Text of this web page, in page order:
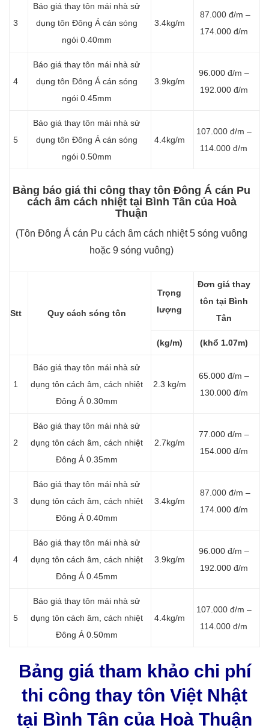
3
Báo giá thay tôn mái nhà sử
dụng tôn Đông Á cán sóng
ngói 0.40mm
3.4kg/m
87.000 đ/m –
174.000 đ/m
4
Báo giá thay tôn mái nhà sử
dụng tôn Đông Á cán sóng
ngói 0.45mm
3.9kg/m
96.000 đ/m –
192.000 đ/m
5
Báo giá thay tôn mái nhà sử
dụng tôn Đông Á cán sóng
ngói 0.50mm
4.4kg/m
107.000 đ/m –
114.000 đ/m
Bảng báo giá thi công thay tôn Đông Á cán Pu
cách âm cách nhiệt tại Bình Tân của Hoà
Thuận
(Tôn Đông Á cán Pu cách âm cách nhiệt 5 sóng vuông
hoặc 9 sóng vuông)
Stt Quy cách sóng tôn
Trọng
lượng
Đơn giá thay
tôn tại Bình
Tân
(kg/m) (khổ 1.07m)
1
Báo giá thay tôn mái nhà sử
dụng tôn cách âm, cách nhiệt
Đông Á 0.30mm
2.3 kg/m
65.000 đ/m –
130.000 đ/m
2
Báo giá thay tôn mái nhà sử
dụng tôn cách âm, cách nhiệt
Đông Á 0.35mm
2.7kg/m
77.000 đ/m –
154.000 đ/m
3
Báo giá thay tôn mái nhà sử
dụng tôn cách âm, cách nhiệt
Đông Á 0.40mm
3.4kg/m
87.000 đ/m –
174.000 đ/m
4
Báo giá thay tôn mái nhà sử
dụng tôn cách âm, cách nhiệt
Đông Á 0.45mm
3.9kg/m
96.000 đ/m –
192.000 đ/m
5
Báo giá thay tôn mái nhà sử
dụng tôn cách âm, cách nhiệt
Đông Á 0.50mm
4.4kg/m
107.000 đ/m –
114.000 đ/m
Bảng giá tham khảo chi phí
thi công thay tôn Việt Nhật
tại Bình Tân của Hoà Thuận